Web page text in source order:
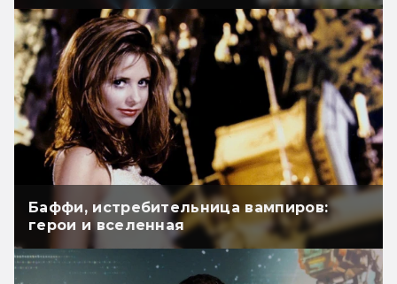
Баффи, истребительница вампиров:
герои и вселенная